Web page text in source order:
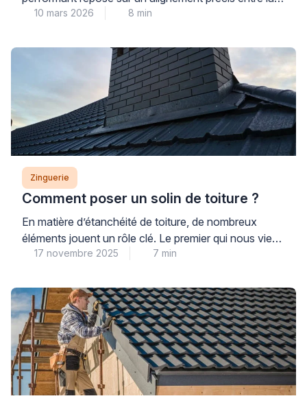
gouttière et la descente. Lorsque ce positionnement
augmentent considérablement. Les problèmes
d’étanchéité compromettent alors la protection de
votre façade et de vos fondations. Identifier
rapidement un défaut d’alignement permet d’éviter
des dégradations coûteuses à long […]
10 mars 2026 8 min
Zinguerie
Comment poser un solin de toiture ?
En matière d’étanchéité de toiture, de nombreux
éléments jouent un rôle clé. Le premier qui nous vient
en tête est généralement le revêtement de
acier. Viennent ensuite les pièces de zinguerie, telles
que gouttières et chéneaux, puis le faîtage, les
arêtiers ou les rives. Pourtant, pour éviter […]
17 novembre 2025 7 min